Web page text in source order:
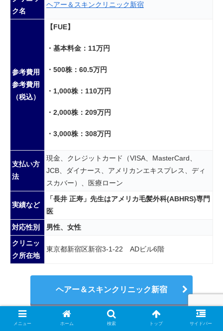
ク名
ヘアー＆スキンクリニック新宿
参考費用
参考費用
（税込）
【FUE】
・基本料金：11万円
・500株：60.5万円
・1,000株：110万円
・2,000株：209万円
・3,000株：308万円
支払い方
法
現金、クレジットカード（VISA、MasterCard、
JCB、ダイナース、アメリカンエキスプレス、ディ
スカバー）、医療ローン
実績など
「長井 正寿」先生はアメリカ毛髪外科(ABHRS)専門
医
対応性別
男性、女性
クリニッ
ク所在地
東京都新宿区新宿3-1-22 ADビル6階
ヘアー＆スキンクリニック新宿
「ヘアー＆スキンクリニック新宿」所在地
メニュー ホーム 検索 トップ サイドバー